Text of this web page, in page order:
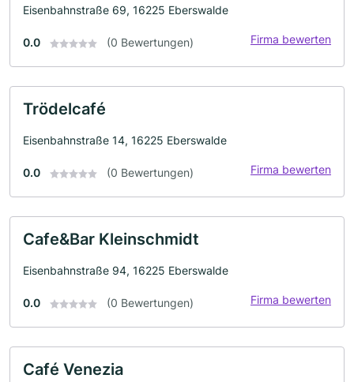
Eisenbahnstraße 69, 16225 Eberswalde
0.0 (0 Bewertungen) Firma bewerten
Trödelcafé
Eisenbahnstraße 14, 16225 Eberswalde
0.0 (0 Bewertungen) Firma bewerten
Cafe&Bar Kleinschmidt
Eisenbahnstraße 94, 16225 Eberswalde
0.0 (0 Bewertungen) Firma bewerten
Café Venezia